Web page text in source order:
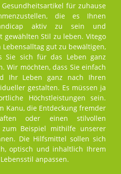
für zuhause
die es Ihnen
aktiv zu sein und
gewählten Stil zu leben. Vitego
gut zu bewältigen,
Sie sich für das Leben ganz
Wir möchten, dass Sie einfach
Ihr Leben ganz nach Ihren
gestalten. Es müssen ja
Höchstleistungen sein.
Kanu, die Entdeckung fremder
oder einen stilvollen
Beispiel mithilfe unserer
Die Hilfsmittel sollen sich
optisch und inhaltlich Ihrem
anpassen.